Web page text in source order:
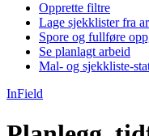
Opprette filtre
Lage sjekklister fra
Spore og fullføre
Se planlagt arbeid
Mal- og sjekkliste-
InField